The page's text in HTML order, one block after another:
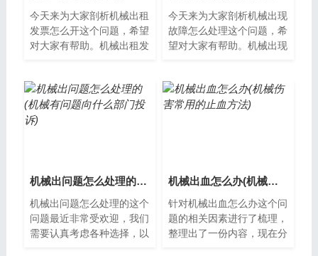
今天来为大家剖析机械出租
发票怎么开这个问题，希望
对大家有帮助。机械出租发
环。开具发票...
今天来为大家剖析机械出现
故障怎么处理这个问题，希
望对大家有帮助。机械出现
的情况。如...
机械出问题怎么处理的(机械有问题向什么部门投诉)
机械出问题怎么处理的这个
问题最近非常受欢迎，我们
需要认真考虑各种选择，以
机械出血怎么办(机械伤害常用的止血方法)
针对机械出血怎么办这个问
题的相关因素进行了梳理，
整理出了一份内容，现在分